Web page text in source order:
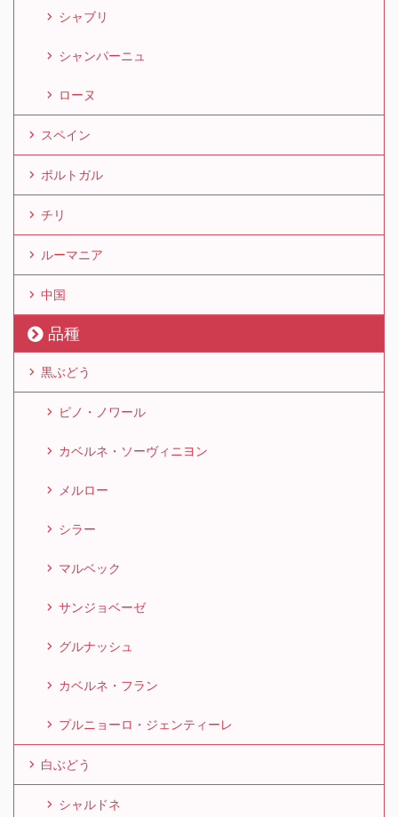
シャブリ
シャンパーニュ
ローヌ
スペイン
ポルトガル
チリ
ルーマニア
中国
品種
黒ぶどう
ピノ・ノワール
カベルネ・ソーヴィニヨン
メルロー
シラー
マルベック
サンジョベーゼ
グルナッシュ
カベルネ・フラン
プルニョーロ・ジェンティーレ
白ぶどう
シャルドネ